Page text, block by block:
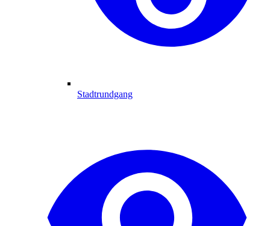
Stadtrundgang